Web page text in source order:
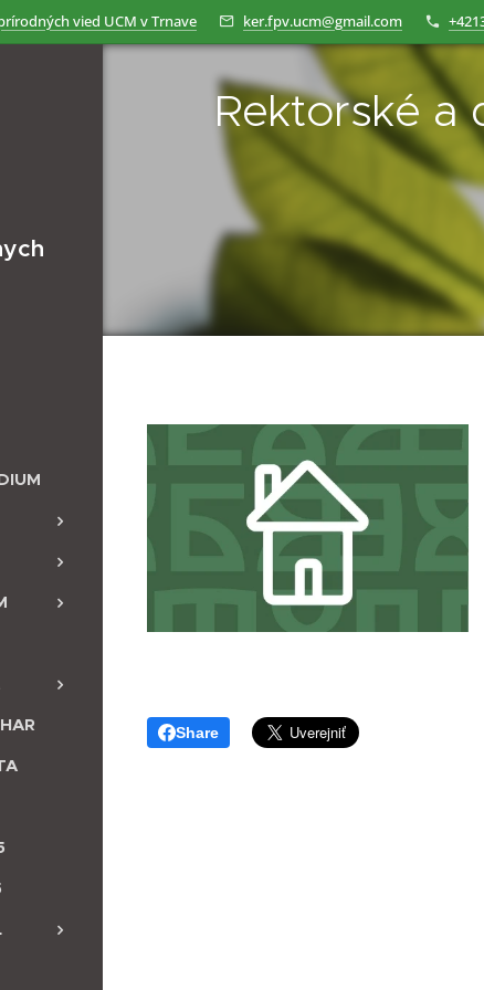
vied UCM v Trnave ker.fpv.ucm@gmail.com
Rektorské a
Share